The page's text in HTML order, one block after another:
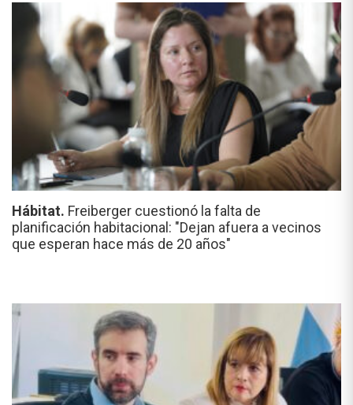
Hábitat. Freiberger cuestionó la falta de
planificación habitacional: "Dejan afuera a vecinos
que esperan hace más de 20 años"